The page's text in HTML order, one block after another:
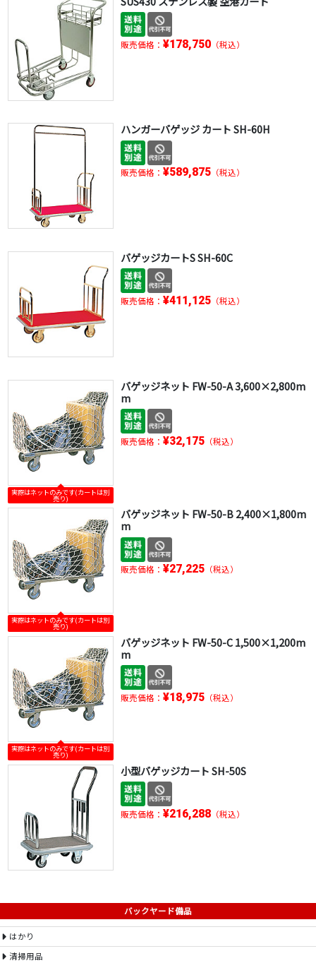
販売価格： ¥178,750（税込）
ハンガーバゲッジ カート SH-60H
販売価格： ¥589,875（税込）
バゲッジカートS SH-60C
販売価格： ¥411,125（税込）
実際はネットのみです(カートは別
売り)
バゲッジネット FW-50-A 3,600×2,800m
m
販売価格： ¥32,175（税込）
実際はネットのみです(カートは別
売り)
バゲッジネット FW-50-B 2,400×1,800m
m
販売価格： ¥27,225（税込）
実際はネットのみです(カートは別
売り)
バゲッジネット FW-50-C 1,500×1,200m
m
販売価格： ¥18,975（税込）
小型バゲッジカート SH-50S
販売価格： ¥216,288（税込）
バックヤード備品
はかり
清掃用品